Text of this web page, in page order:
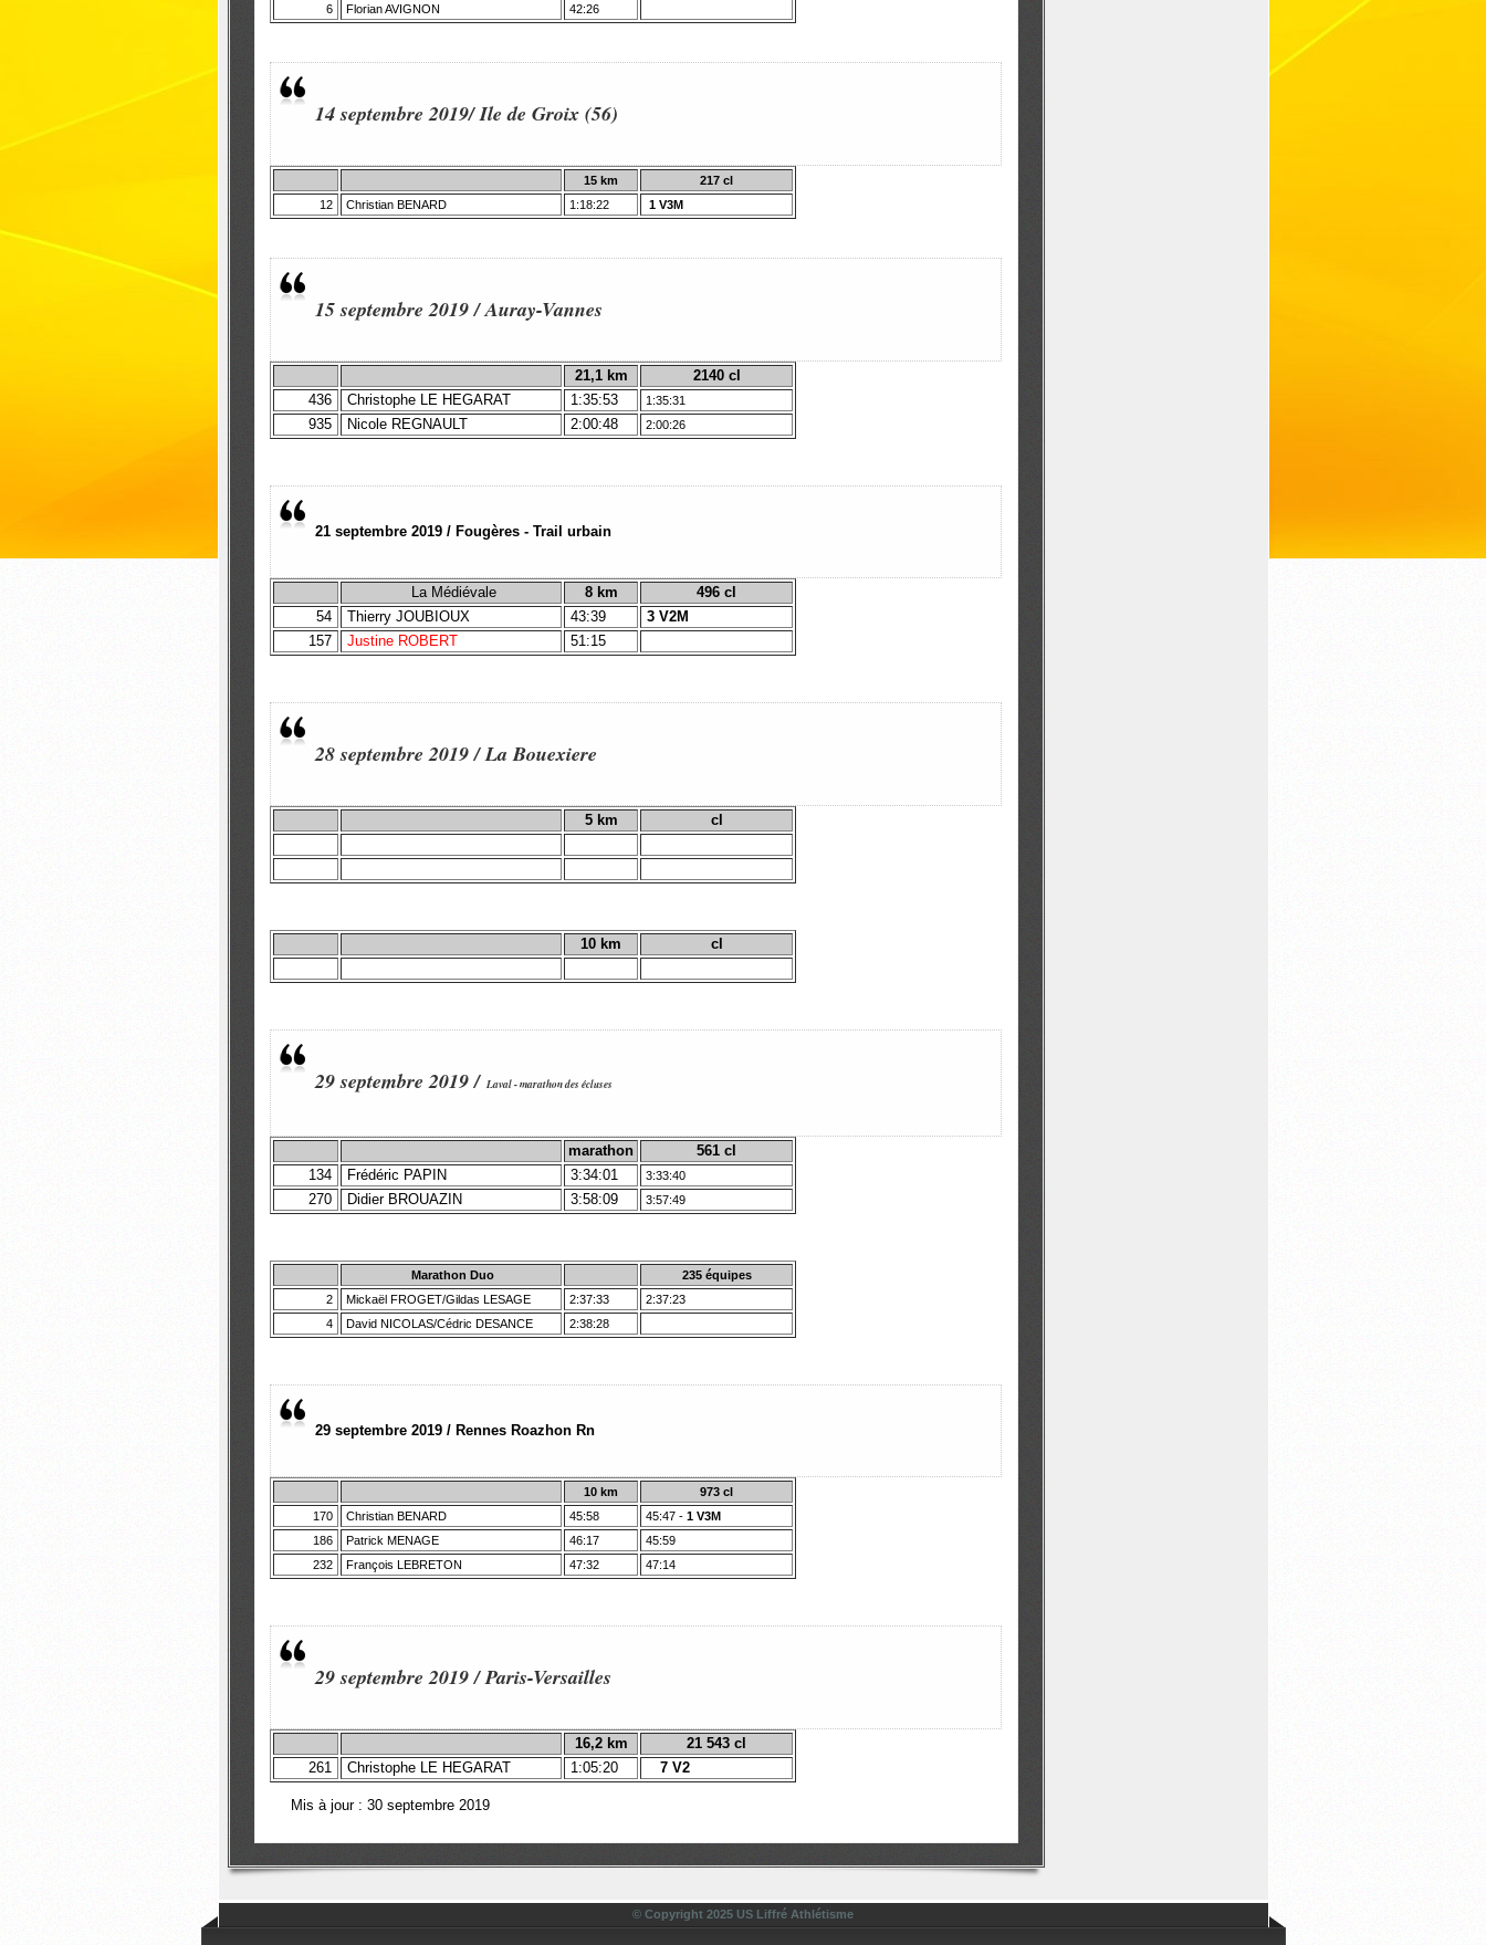
6
Florian AVIGNON 42:26
14 septembre 2019/ Ile de Groix (56)
15 km
217 cl
12
Christian BENARD 1:18:22 1 V3M
15 septembre 2019 /Auray-Vannes
21,1 km
2140 cl
436
Christophe LE HEGARAT 1:35:53 1:35:31
935 Nicole REGNAULT 2:00:48 2:00:26
21 septembre 2019 / Fougères - Trail urbain
La Médiévale 8 km
496 cl
54
Thierry JOUBIOUX 43:39
3 V2M
157
Justine ROBERT 51:15
28 septembre 2019 / La Bouexiere
5 km cl
10 km cl
29 septembre 2019 /Laval - marathon des écluses
marathon
561 cl
134
Frédéric PAPIN 3:34:01 3:33:40
270 Didier BROUAZIN 3:58:09 3:57:49
Marathon Duo
235 équipes
2
Mickaël FROGET/Gildas LESAGE 2:37:33
2:37:23
4
David NICOLAS/Cédric DESANCE 2:38:28
29 septembre 2019 / Rennes Roazhon Rn
10 km
973 cl
170
Christian BENARD 45:58 45:47 -1 V3M
186
Patrick MENAGE 46:17
45:59
232
François LEBRETON 47:32 47:14
29 septembre 2019 / Paris-Versailles
16,2 km
21 543 cl
261
Christophe LE HEGARAT 1:05:20 7 V2
Mis à jour : 30 septembre 2019
© Copyright 2025 US Liffré Athlétisme